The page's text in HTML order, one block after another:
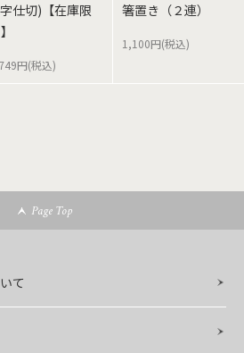
仕切)【在庫限
円(税込)
箸置き（２連）
1,100円(税込)
Page Top
て